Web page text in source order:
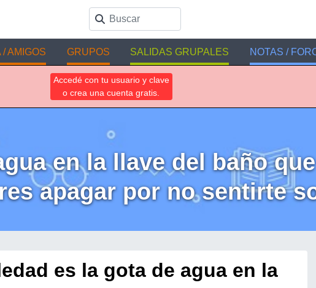
AMIGOS GRUPOS SALIDAS GRUPALES NOTAS /
Accedé con tu usuario y clave
o crea una cuenta gratis.
en la llave del baño
apagar por no sentirte
es la gota de agua en la